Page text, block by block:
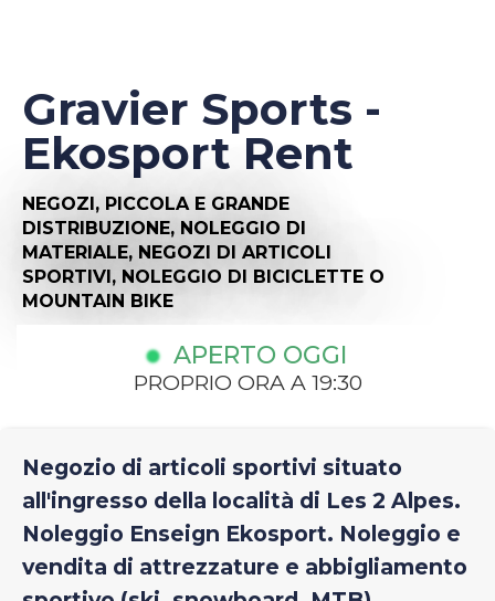
Gravier Sports -
Ekosport Rent
NEGOZI, PICCOLA E GRANDE
DISTRIBUZIONE, NOLEGGIO DI
MATERIALE, NEGOZI DI ARTICOLI
SPORTIVI, NOLEGGIO DI BICICLETTE O
MOUNTAIN BIKE
APERTO OGGI
PROPRIO ORA A 19:30
Negozio di articoli sportivi situato
all'ingresso della località di Les 2 Alpes.
Noleggio Enseign Ekosport. Noleggio e
vendita di attrezzature e abbigliamento